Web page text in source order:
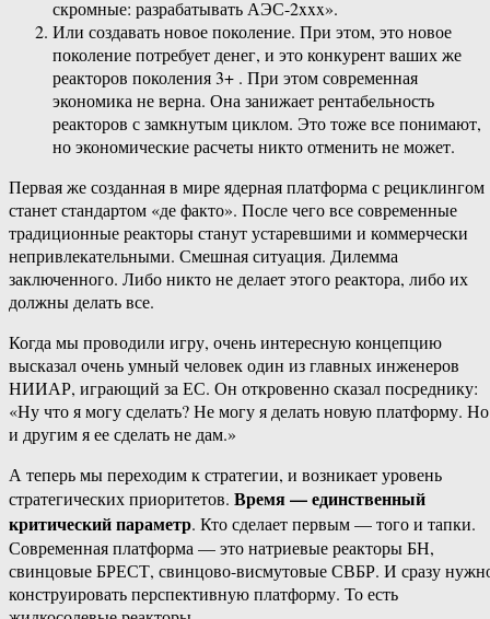
скромные: разрабатывать АЭС-2xxx».
Или создавать новое поколение. При этом, это новое
поколение потребует денег, и это конкурент ваших же
реакторов поколения 3+ . При этом современная
экономика не верна. Она занижает рентабельность
реакторов с замкнутым циклом. Это тоже все понимают,
но экономические расчеты никто отменить не может.
Первая же созданная в мире ядерная платформа с рециклингом
станет стандартом «де факто». После чего все современные
традиционные реакторы станут устаревшими и коммерчески
непривлекательными. Смешная ситуация. Дилемма
заключенного. Либо никто не делает этого реактора, либо их
должны делать все.
Когда мы проводили игру, очень интересную концепцию
высказал очень умный человек один из главных инженеров
НИИАР, играющий за ЕС. Он откровенно сказал посреднику:
«Ну что я могу сделать? Не могу я делать новую платформу. Но
и другим я ее сделать не дам.»
А теперь мы переходим к стратегии, и возникает уровень
стратегических приоритетов. Время — единственный
критический параметр. Кто сделает первым — того и тапки.
Современная платформа — это натриевые реакторы БН,
свинцовые БРЕСТ, свинцово-​висмутовые СВБР. И сразу
конструировать перспективную платформу. То есть